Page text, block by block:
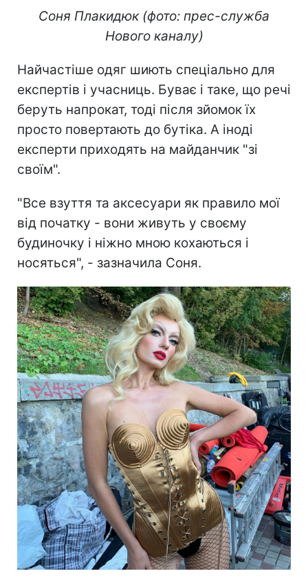
Соня Плакидюк (фото: прес-служба
Нового каналу)
Найчастіше одяг шиють спеціально для
експертів і учасниць. Буває і таке, що речі
беруть напрокат, тоді після зйомок їх
просто повертають до бутіка. А іноді
експерти приходять на майданчик "зі
своїм".
"Все взуття та аксесуари як правило мої
від початку - вони живуть у своєму
будиночку і ніжно мною кохаються і
носяться", - зазначила Соня.